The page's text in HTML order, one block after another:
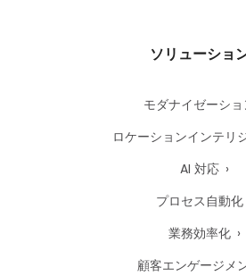
ソリューショ
モダナイゼーショ
ロケーションインテリ
AI 対応
プロセス自動化
業務効率化
顧客エンゲージメ